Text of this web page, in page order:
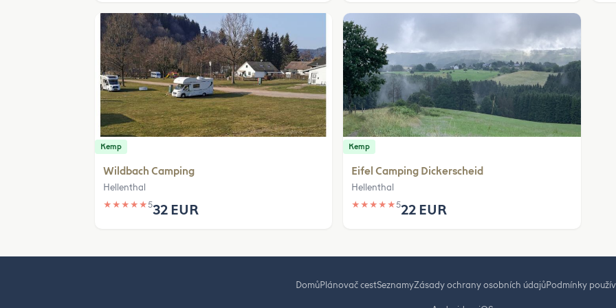
Kemp
Wildbach Camping
Hellenthal
★ ★ ★ ★ ★532 EUR
Kemp
Eifel Camping Dickerscheid
Hellenthal
★ ★ ★ ★ ★522 EUR
DomůPlánovač cestSeznamyZásady ochrany osobních údajůPodmínky